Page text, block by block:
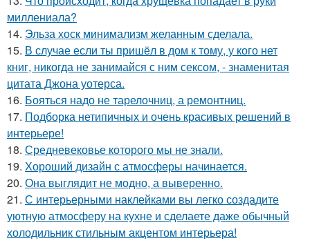
миллениала?
14. Эльза хоск минимализм желанным сделала.
15. В случае если ты пришёл в дом к тому, у кого нет
книг, никогда не занимайся с ним сексом, - знаменитая
цитата Джона уотерса.
16. Бояться надо не тарелочниц, а ремонтниц.
17. Подборка нетипичных и очень красивых решений в
интерьере!
18. Средневековье которого мы не знали.
19. Хороший дизайн с атмосферы начинается.
20. Она выглядит не модно, а выверенно.
21. С интерьерными наклейками вы легко создадите
уютную атмосферу на кухне и сделаете даже обычный
холодильник стильным акцентом интерьера!